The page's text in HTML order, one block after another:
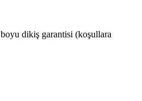
dikiş garantisi (koşullara